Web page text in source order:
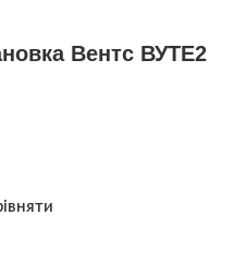
Вентс ВУТЕ2